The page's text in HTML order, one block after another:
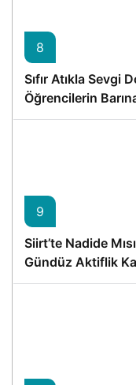
8
Sıfır Atıkla Sevgi
Öğrencilerin
Proje
9
Siirt’te Nadide
Gündüz Aktiflik